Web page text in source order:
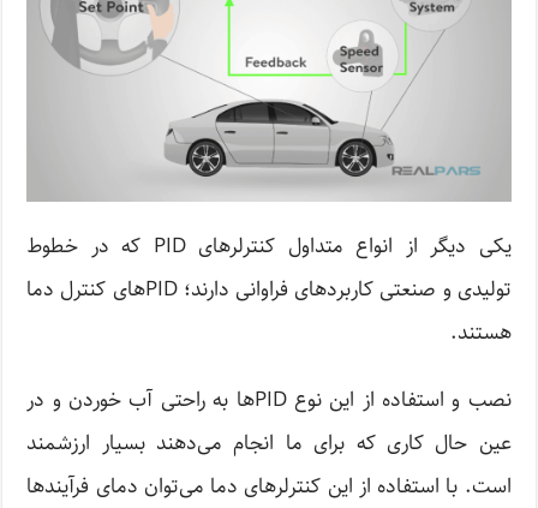
یکی دیگر از انواع متداول کنترلرهای PID که در خطوط
تولیدی و صنعتی کاربردهای فراوانی دارند؛ PIDهای کنترل دما
هستند.
نصب و استفاده از این نوع PIDها به راحتی آب خوردن و در
عین حال کاری که برای ما انجام می‌دهند بسیار ارزشمند
است. با استفاده از این کنترلرهای دما می‌توان دمای فرآیندها